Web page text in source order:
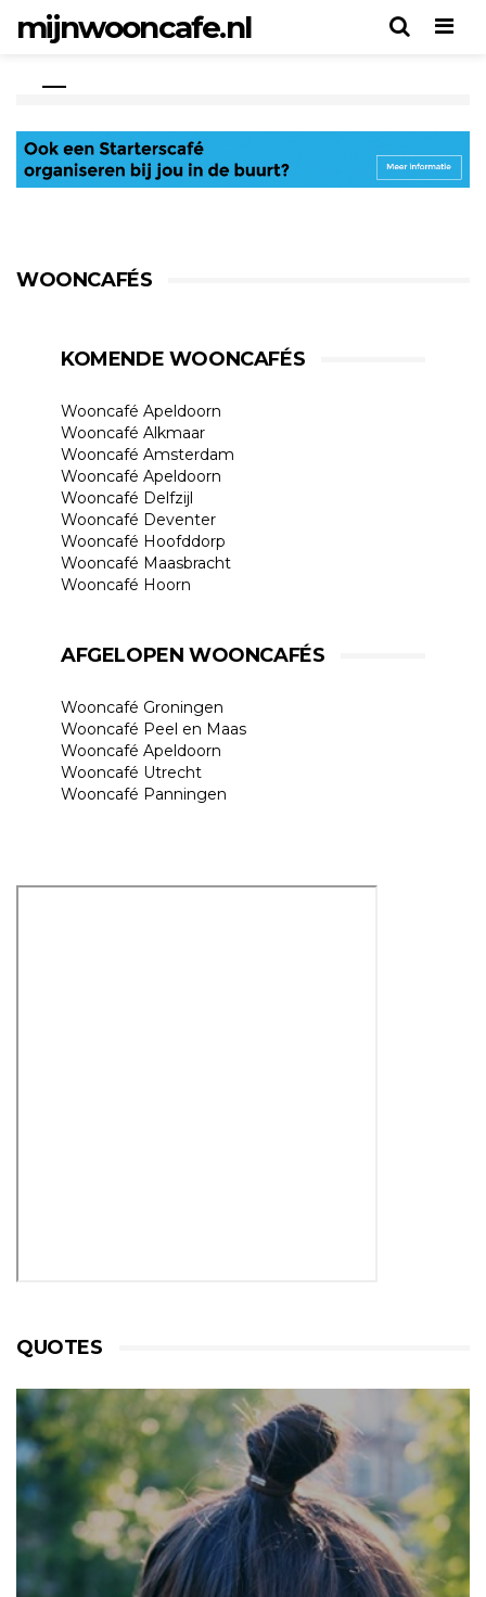
mijnwooncafe.nl
WOONCAFÉS
KOMENDE WOONCAFÉS
Wooncafé Apeldoorn
Wooncafé Alkmaar
Wooncafé Amsterdam
Wooncafé Apeldoorn
Wooncafé Delfzijl
Wooncafé Deventer
Wooncafé Hoofddorp
Wooncafé Maasbracht
Wooncafé Hoorn
AFGELOPEN WOONCAFÉS
Wooncafé Groningen
Wooncafé Peel en Maas
Wooncafé Apeldoorn
Wooncafé Utrecht
Wooncafé Panningen
QUOTES